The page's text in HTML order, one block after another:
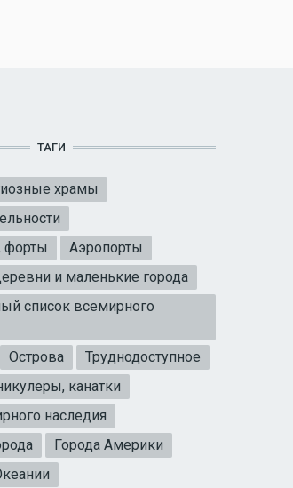
ТАГИ
храмы
форты
Аэропорты
и маленькие города
список всемирного
Острова
Труднодоступное
канатки
наследия
Города Америки